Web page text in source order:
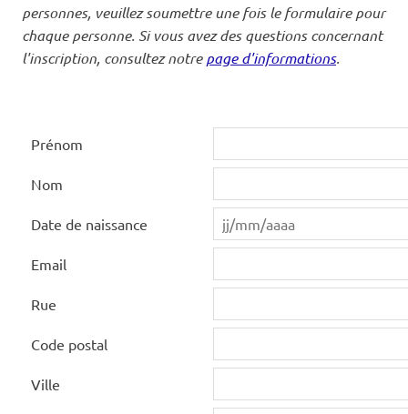
personnes, veuillez soumettre une fois le formulaire pour
chaque personne. Si vous avez des questions concernant
l'inscription, consultez notrepage d'informations.
Prénom
Nom
Date de naissance
Email
Rue
Code postal
Ville